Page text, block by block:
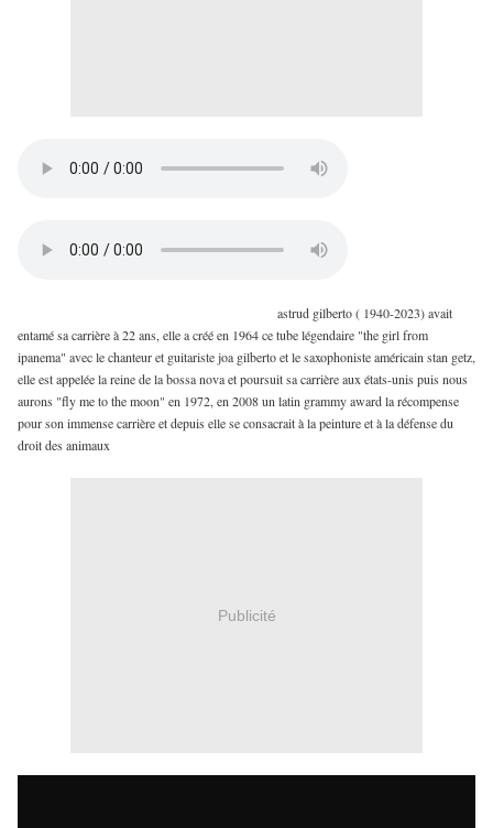
astrud gilberto ( 1940-2023) avait
entamé sa carrière à 22 ans, elle a créé en 1964 ce tube légendaire "the girl from
ipanema" avec le chanteur et guitariste joa gilberto et le saxophoniste américain stan getz,
elle est appelée la reine de la bossa nova et poursuit sa carrière aux états-unis puis nous
aurons "fly me to the moon" en 1972, en 2008 un latin grammy award la récompense
pour son immense carrière et depuis elle se consacrait à la peinture et à la défense du
droit des animaux
Publicité